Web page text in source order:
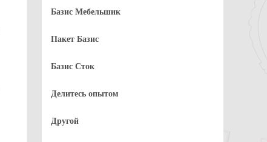
Базис Мебельшик
Пакет Базис
Базис Сток
Делитесь опытом
Другой